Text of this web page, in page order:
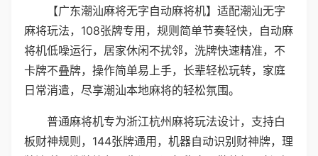
【广东潮汕麻将无字自动麻将机】适配潮汕无字
麻将玩法，108张牌专用，规则简单节奏轻快，自动麻
将机低噪运行，居家休闲不扰邻，洗牌快速精准，不
卡牌不叠牌，操作简单易上手，长辈轻松玩转，家庭
日常消遣，尽享潮汕本地麻将的轻松氛围。
普通麻将机专为浙江杭州麻将玩法设计，支持白
板财神规则，144张牌通用，机器自动识别财神牌，理